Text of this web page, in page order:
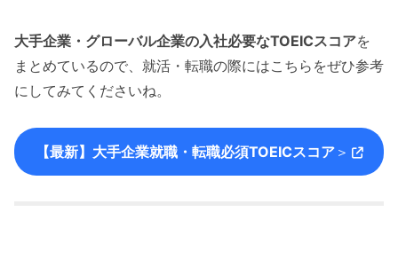
大手企業・グローバル企業の入社必要なTOEICスコアを
まとめているので、就活・転職の際にはこちらをぜひ参考
にしてみてくださいね。
【最新】大手企業就職・転職必須TOEICスコア＞